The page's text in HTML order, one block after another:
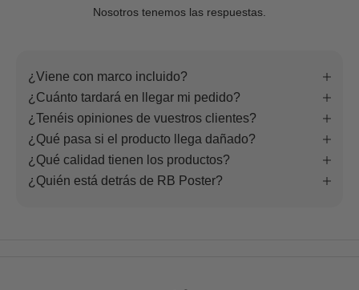
Nosotros tenemos las respuestas.
¿Viene con marco incluido?
¿Cuánto tardará en llegar mi pedido?
¿Tenéis opiniones de vuestros clientes?
¿Qué pasa si el producto llega dañado?
¿Qué calidad tienen los productos?
¿Quién está detrás de RB Poster?